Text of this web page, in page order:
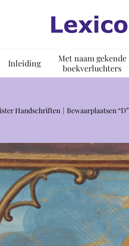
Inleiding
Met naam gekende
boekverluchters
Handschriften Bewaarplaatsen “D”